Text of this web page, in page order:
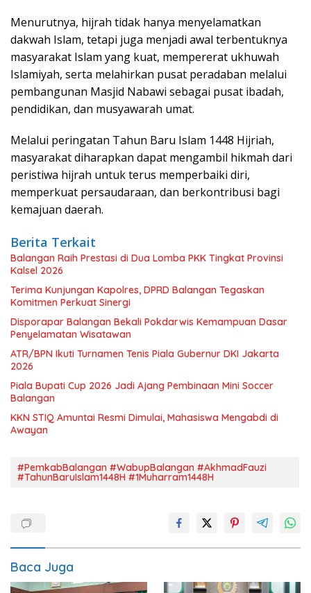
Menurutnya, hijrah tidak hanya menyelamatkan
dakwah Islam, tetapi juga menjadi awal terbentuknya
masyarakat Islam yang kuat, mempererat ukhuwah
Islamiyah, serta melahirkan pusat peradaban melalui
pembangunan Masjid Nabawi sebagai pusat ibadah,
pendidikan, dan musyawarah umat.
Melalui peringatan Tahun Baru Islam 1448 Hijriah,
masyarakat diharapkan dapat mengambil hikmah dari
peristiwa hijrah untuk terus memperbaiki diri,
memperkuat persaudaraan, dan berkontribusi bagi
kemajuan daerah.
Berita Terkait
Balangan Raih Prestasi di Dua Lomba PKK Tingkat Provinsi
Kalsel 2026
Terima Kunjungan Kapolres, DPRD Balangan Tegaskan
Komitmen Perkuat Sinergi
Disporapar Balangan Bekali Pokdarwis Kemampuan Dasar
Penyelamatan Wisatawan
ATR/BPN Ikuti Turnamen Tenis Piala Gubernur DKI Jakarta
2026
Piala Bupati Cup 2026 Jadi Ajang Pembinaan Mini Soccer
Balangan
KKN STIQ Amuntai Resmi Dimulai, Mahasiswa Mengabdi di
Awayan
#PemkabBalangan #WabupBalangan #AkhmadFauzi
#TahunBaruIslam1448H #1Muharram1448H
Baca Juga